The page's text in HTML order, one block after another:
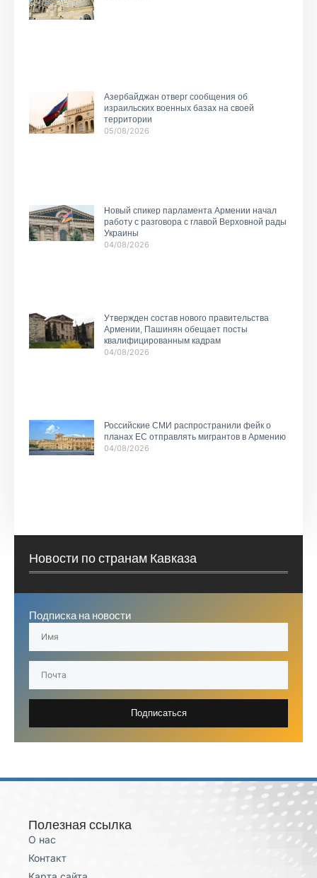
Азербайджан отверг сообщения об
израильских военных базах на своей
территории
05/08/2026
Новый спикер парламента Армении начал
работу с разговора с главой Верховной рады
Украины
04/08/2026
Утвержден состав нового правительства
Армении, Пашинян обещает посты
квалифицированным кадрам
04/08/2026
Российские СМИ распространили фейк о
планах ЕС отправлять мигрантов в Армению
04/08/2026
Новости по странам Кавказа
Подписка на новости
Подписаться
Полезная ссылка
О нас
Контакт